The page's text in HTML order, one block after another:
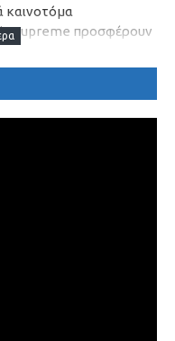
καινοτόμα
Supreme προσφέρουν